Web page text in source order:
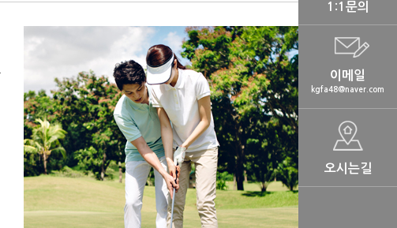
1:1문의
이메일
kgfa48@naver.com
오시는길